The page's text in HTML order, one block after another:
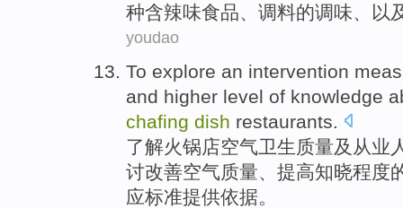
种含辣味食品、调料的调味、
以
youdao
To explore an intervention
and higher level of knowledge
chafing dish restaurants.
了解火锅店空气卫生 质量及从业
讨改善空气质量、 提高知晓程度
应标准提供依据。